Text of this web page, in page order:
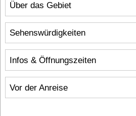
Über das Gebiet
Infos & Öffnungszeiten
Vor der Anreise
Sehenswürdigkeiten